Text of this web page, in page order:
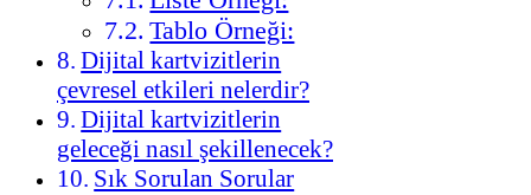
Tablo Örneği:
Dijital kartvizitlerin
çevresel etkileri nelerdir?
Dijital kartvizitlerin
geleceği nasıl şekillenecek?
Sık Sorulan Sorular